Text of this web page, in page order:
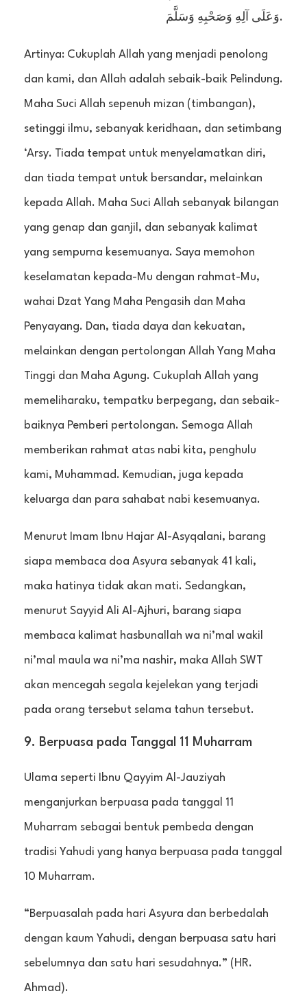
وَعَلَى آلِهِ وَصَحْبِهِ وَسَلَّمَ.
Artinya: Cukuplah Allah yang menjadi penolong
dan kami, dan Allah adalah sebaik-baik Pelindung.
Maha Suci Allah sepenuh mizan (timbangan),
setinggi ilmu, sebanyak keridhaan, dan setimbang
‘Arsy. Tiada tempat untuk menyelamatkan diri,
dan tiada tempat untuk bersandar, melainkan
kepada Allah. Maha Suci Allah sebanyak bilangan
yang genap dan ganjil, dan sebanyak kalimat
yang sempurna kesemuanya. Saya memohon
keselamatan kepada-Mu dengan rahmat-Mu,
wahai Dzat Yang Maha Pengasih dan Maha
Penyayang. Dan, tiada daya dan kekuatan,
melainkan dengan pertolongan Allah Yang Maha
Tinggi dan Maha Agung. Cukuplah Allah yang
memeliharaku, tempatku berpegang, dan sebaik-
baiknya Pemberi pertolongan. Semoga Allah
memberikan rahmat atas nabi kita, penghulu
kami, Muhammad. Kemudian, juga kepada
keluarga dan para sahabat nabi kesemuanya.
Menurut Imam Ibnu Hajar Al-Asyqalani, barang
siapa membaca doa Asyura sebanyak 41 kali,
maka hatinya tidak akan mati. Sedangkan,
menurut Sayyid Ali Al-Ajhuri, barang siapa
membaca kalimat hasbunallah wa ni’mal wakil
ni’mal maula wa ni’ma nashir, maka Allah SWT
akan mencegah segala kejelekan yang terjadi
pada orang tersebut selama tahun tersebut.
9. Berpuasa pada Tanggal 11 Muharram
Ulama seperti Ibnu Qayyim Al-Jauziyah
menganjurkan berpuasa pada tanggal 11
Muharram sebagai bentuk pembeda dengan
tradisi Yahudi yang hanya berpuasa pada tanggal
10 Muharram.
“Berpuasalah pada hari Asyura dan berbedalah
dengan kaum Yahudi, dengan berpuasa satu hari
sebelumnya dan satu hari sesudahnya.” (HR.
Ahmad).